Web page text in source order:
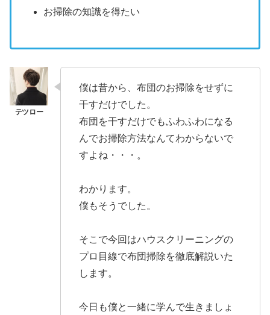
お掃除の知識を得たい
僕は昔から、布団のお掃除をせずに
干すだけでした。
布団を干すだけでもふわふわになる
んでお掃除方法なんてわからないで
すよね・・・。
わかります。
僕もそうでした。
そこで今回はハウスクリーニングの
プロ目線で布団掃除を徹底解説いた
します。
今日も僕と一緒に学んで生きましょ